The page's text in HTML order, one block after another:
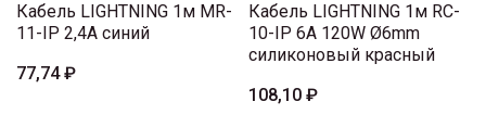
Кабель LIGHTNING 1м MR-
11-IP 2,4A синий
77,74 ₽
Кабель LIGHTNING 1м RC-
10-IP 6A 120W Ø6mm
силиконовый красный
108,10 ₽